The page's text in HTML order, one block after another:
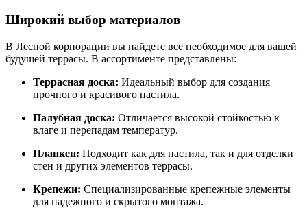
Широкий выбор материалов
В Лесной корпорации вы найдете все необходимое для вашей
будущей террасы. В ассортименте представлены:
Террасная доска: Идеальный выбор для создания
прочного и красивого настила.
Палубная доска: Отличается высокой стойкостью к
влаге и перепадам температур.
Планкен: Подходит как для настила, так и для отделки
стен и других элементов террасы.
Крепежи: Специализированные крепежные элементы
для надежного и скрытого монтажа.